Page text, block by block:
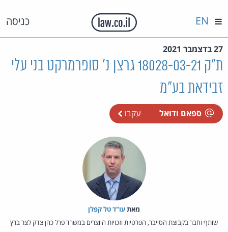
כניסה EN
27 בדצמבר 2021
ת"ק 18028-03-21 גרצן נ' סופרמרקט בני עלי
זבידאת בע"מ
ספאם ודואל עקבו
מאת‏עו"ד טל קפלן
שותף וחבר בקבוצת הסייבר, הפרטיות וזכויות היוצרים במשרד פרל כהן צדק לצר ברץ